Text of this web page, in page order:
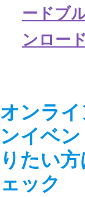
ードブ
ンロード
オンラ
ンイベ
りたい
ェック